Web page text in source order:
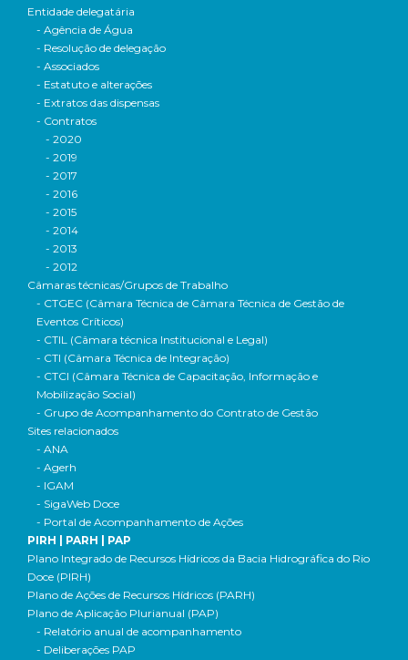
Entidade delegatária
- Agência de Água
- Resolução de delegação
- Associados
- Estatuto e alterações
- Extratos das dispensas
- Contratos
- 2020
- 2019
- 2017
- 2016
- 2015
- 2014
- 2013
- 2012
Câmaras técnicas/Grupos de Trabalho
- CTGEC (Câmara Técnica de Câmara Técnica de Gestão de
Eventos Críticos)
- CTIL (Câmara técnica Institucional e Legal)
- CTI (Câmara Técnica de Integração)
- CTCI (Câmara Técnica de Capacitação, Informação e
Mobilização Social)
- Grupo de Acompanhamento do Contrato de Gestão
Sites relacionados
- ANA
- Agerh
- IGAM
- SigaWeb Doce
- Portal de Acompanhamento de Ações
PIRH | PARH | PAP
Plano Integrado de Recursos Hídricos da Bacia Hidrográfica do Rio
Doce (PIRH)
Plano de Ações de Recursos Hídricos (PARH)
Plano de Aplicação Plurianual (PAP)
- Relatório anual de acompanhamento
- Deliberações PAP